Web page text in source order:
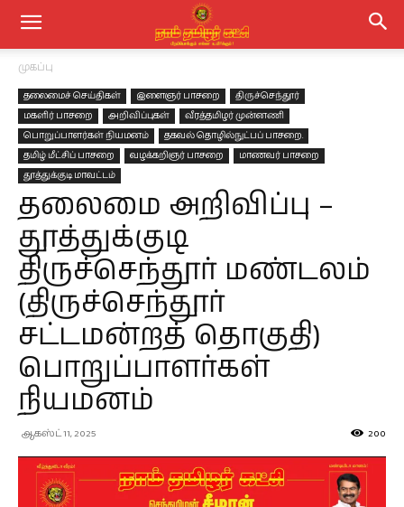
முகப்பு
தலைமைச் செய்திகள் இளைஞர் பாசறை
திருச்செந்தூர்
மகளிர் பாசறை
அறிவிப்புகள்
வீரத்தமிழர் முன்னணி
பொறுப்பாளர்கள் நியமனம்
தகவல் தொழில்நுட்பப் பாசறை.
தமிழ் மீட்சிப் பாசறை
வழக்கறிஞர் பாசறை
மாணவர் பாசறை
தூத்துக்குடி மாவட்டம்
தலைமை அறிவிப்பு –
தூத்துக்குடி
திருச்செந்தூர் மண்டலம்
(திருச்செந்தூர்
சட்டமன்றத் தொகுதி)
பொறுப்பாளர்கள்
நியமனம்
ஆகஸ்ட் 11, 2025 200